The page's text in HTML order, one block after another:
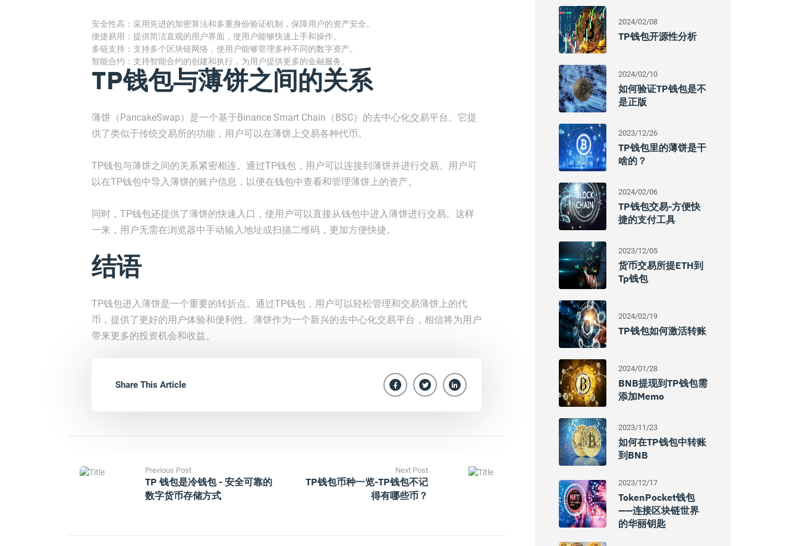
安全性高：采用先进的加密算法和多重身份验证机制，保障用户的资产安全。
便捷易用：提供简洁直观的用户界面，使用户能够快速上手和操作。
多链支持：支持多个区块链网络，使用户能够管理多种不同的数字资产。
智能合约：支持智能合约的创建和执行，为用户提供更多的金融服务。
TP钱包与薄饼之间的关系
薄饼（PancakeSwap）是一个基于Binance Smart Chain（BSC）的去中心化交易平台。它提
供了类似于传统交易所的功能，用户可以在薄饼上交易各种代币。
TP钱包与薄饼之间的关系紧密相连。通过TP钱包，用户可以连接到薄饼并进行交易。用户可
以在TP钱包中导入薄饼的账户信息，以便在钱包中查看和管理薄饼上的资产。
同时，TP钱包还提供了薄饼的快速入口，使用户可以直接从钱包中进入薄饼进行交易。这样
一来，用户无需在浏览器中手动输入地址或扫描二维码，更加方便快捷。
结语
TP钱包进入薄饼是一个重要的转折点。通过TP钱包，用户可以轻松管理和交易薄饼上的代
币，提供了更好的用户体验和便利性。薄饼作为一个新兴的去中心化交易平台，相信将为用户
带来更多的投资机会和收益。
Share This Article
Previous Post
TP 钱包是冷钱包 - 安全可靠的
数字货币存储方式
Next Post
TP钱包币种一览-TP钱包不记
得有哪些币？
2024/02/08
TP钱包开源性分析
2024/02/10
如何验证TP钱包是不
是正版
2023/12/26
TP钱包里的薄饼是干
啥的？
2024/02/06
TP钱包交易-方便快
捷的支付工具
2023/12/05
货币交易所提ETH到
Tp钱包
2024/02/19
TP钱包如何激活转账
2024/01/28
BNB提现到TP钱包需
添加Memo
2023/11/23
如何在TP钱包中转账
到BNB
2023/12/17
TokenPocket钱包
——连接区块链世界
的华丽钥匙